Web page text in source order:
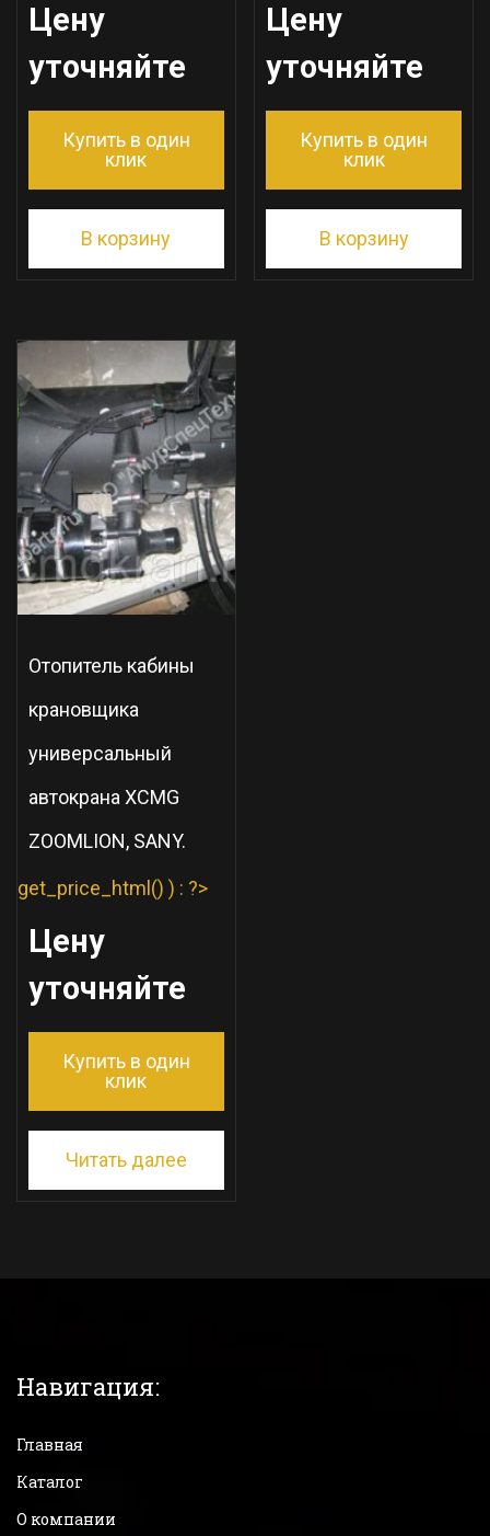
Цену
уточняйте
Купить в один
клик
В корзину
Цену
уточняйте
Купить в один
клик
В корзину
Отопитель кабины
крановщика
универсальный
автокрана XCMG
ZOOMLION, SANY.
get_price_html() ) : ?>
Цену
уточняйте
Купить в один
клик
Читать далее
Навигация:
Главная
Каталог
О компании